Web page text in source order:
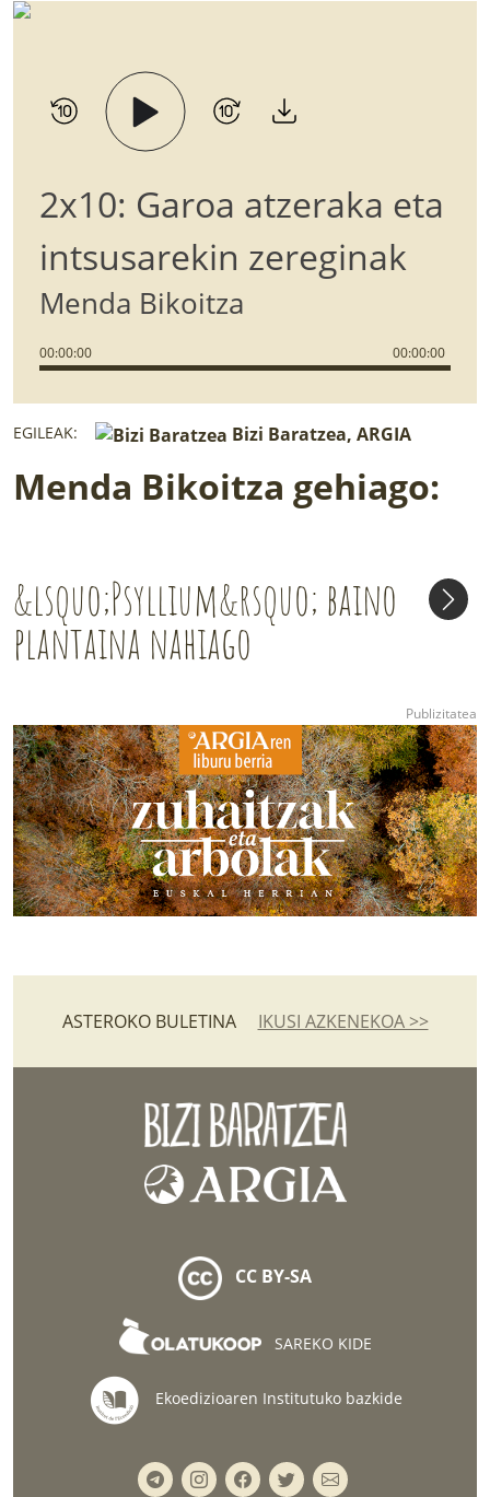
2x10: Garoa atzeraka eta
intsusarekin zereginak
Menda Bikoitza
00:00:00 00:00:00
EGILEAK: Bizi Baratzea, ARGIA
Menda Bikoitza gehiago:
&lsquo;Psyllium&rsquo; baino
plantaina nahiago
ASTEROKO BULETINA IKUSI AZKENEKOA >>
CC BY-SA
SAREKO KIDE
Ekoedizioaren Institutuko bazkide